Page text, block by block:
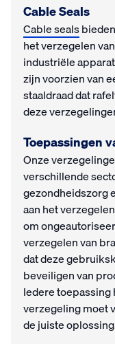
Cable Seals
Cable seals
het verzegelen
industriële
zijn voorzien van
staaldraad dat
deze
Toepassingen
Onze
verschillende
gezondheidszorg
aan het
om
verzegelen van
dat deze
beveiligen van
Iedere toepassing
verzegeling moet
de juiste